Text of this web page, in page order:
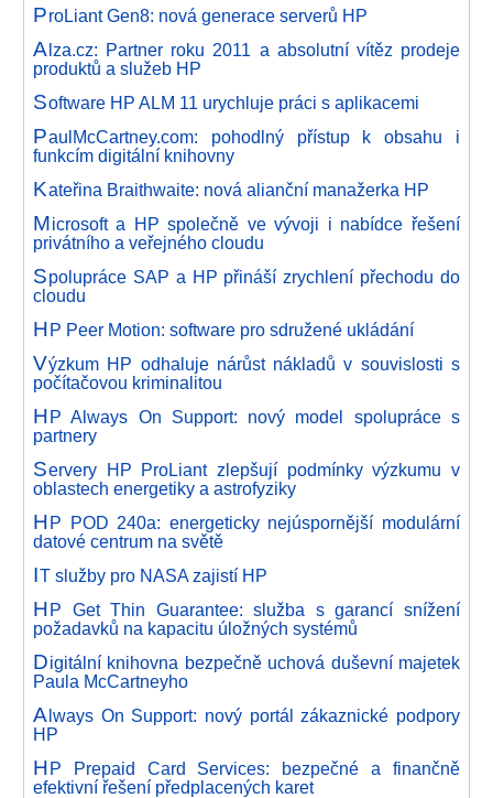
ProLiant Gen8: nová generace serverů HP
Alza.cz: Partner roku 2011 a absolutní vítěz prodeje
produktů a služeb HP
Software HP ALM 11 urychluje práci s aplikacemi
PaulMcCartney.com: pohodlný přístup k obsahu i
funkcím digitální knihovny
Kateřina Braithwaite: nová alianční manažerka HP
Microsoft a HP společně ve vývoji i nabídce řešení
privátního a veřejného cloudu
Spolupráce SAP a HP přináší zrychlení přechodu do
cloudu
HP Peer Motion: software pro sdružené ukládání
Výzkum HP odhaluje nárůst nákladů v souvislosti s
počítačovou kriminalitou
HP Always On Support: nový model spolupráce s
partnery
Servery HP ProLiant zlepšují podmínky výzkumu v
oblastech energetiky a astrofyziky
HP POD 240a: energeticky nejúspornější modulární
datové centrum na světě
IT služby pro NASA zajistí HP
HP Get Thin Guarantee: služba s garancí snížení
požadavků na kapacitu úložných systémů
Digitální knihovna bezpečně uchová duševní majetek
Paula McCartneyho
Always On Support: nový portál zákaznické podpory
HP
HP Prepaid Card Services: bezpečné a finančně
efektivní řešení předplacených karet